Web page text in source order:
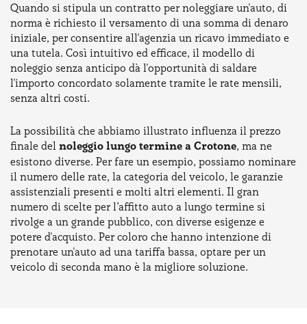
Quando si stipula un contratto per noleggiare un'auto, di
norma è richiesto il versamento di una somma di denaro
iniziale, per consentire all'agenzia un ricavo immediato e
una tutela. Così intuitivo ed efficace, il modello di
noleggio senza anticipo dà l'opportunità di saldare
l'importo concordato solamente tramite le rate mensili,
senza altri costi.
La possibilità che abbiamo illustrato influenza il prezzo
finale del noleggio lungo termine a Crotone, ma ne
esistono diverse. Per fare un esempio, possiamo nominare
il numero delle rate, la categoria del veicolo, le garanzie
assistenziali presenti e molti altri elementi. Il gran
numero di scelte per l’affitto auto a lungo termine si
rivolge a un grande pubblico, con diverse esigenze e
potere d'acquisto. Per coloro che hanno intenzione di
prenotare un'auto ad una tariffa bassa, optare per un
veicolo di seconda mano è la migliore soluzione.